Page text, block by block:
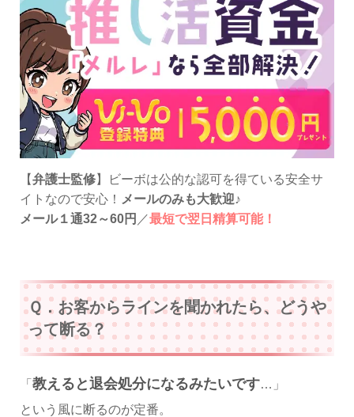
【弁護士監修】ビーボは公的な認可を得ている安全サ
イトなので安心！ メールのみも大歓迎♪
メール１通32～60円 ／最短で翌日精算可能！
Ｑ．お客からラインを聞かれたら、どうや
って断る？
「 教えると退会処分になるみたいです…」
という風に断るのが定番。